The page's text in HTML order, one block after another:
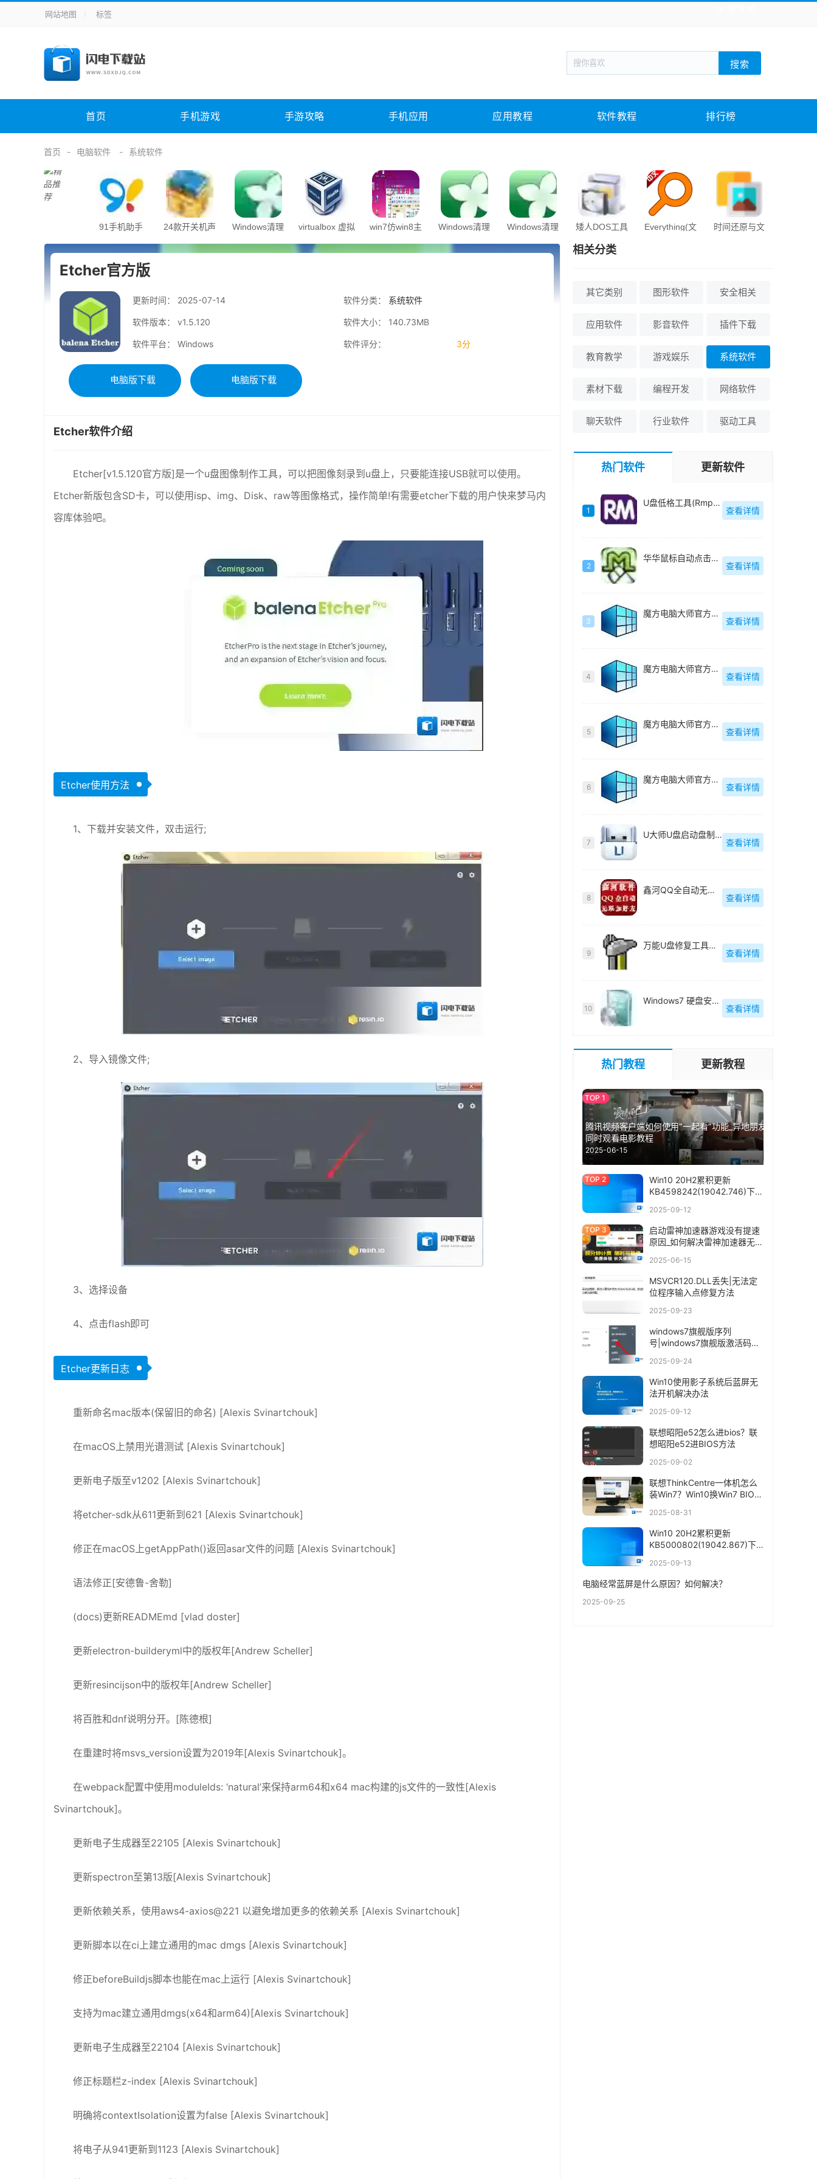
手机应用 新闻阅读 旅游出行 生活实用
手机游戏 H5游戏 回合网游 战棋游戏 枪战射击
电脑软件 其它类别 图形软件 安全相关 应用软件 影音软件 插件下载 教育教学 游戏娱乐 系统软件 素材下载
未分类 综合其它
网站地图 标签
搜索
首页 手机游戏 手游攻略 手机应用 应用教程 软件教程 排行榜
首页 电脑软件 系统软件
91手机助手
24款开关机声
Windows清理
virtualbox 虚拟
win7仿win8主
Windows清理
Windows清理
矮人DOS工具
Everything(文
时间还原与文
Etcher官方版
更新时间： 2025-07-14 软件分类： 系统软件
软件版本： v1.5.120 软件大小： 140.73MB
软件平台： Windows 软件评分： 3分
电脑版下载 电脑版下载
Etcher软件介绍
Etcher[v1.5.120官方版]是一个u盘图像制作工具，可以把图像刻录到u盘上，只要能连接USB就可以使用。
Etcher新版包含SD卡，可以使用isp、img、Disk、raw等图像格式，操作简单!有需要etcher下载的用户快来梦马内
容库体验吧。
Etcher使用方法
1、下载并安装文件，双击运行;
2、导入镜像文件;
3、选择设备
4、点击flash即可
Etcher更新日志
重新命名mac版本(保留旧的命名) [Alexis Svinartchouk]
在macOS上禁用光谱测试 [Alexis Svinartchouk]
更新电子版至v1202 [Alexis Svinartchouk]
将etcher-sdk从611更新到621 [Alexis Svinartchouk]
修正在macOS上getAppPath()返回asar文件的问题 [Alexis Svinartchouk]
语法修正[安德鲁-舍勒]
(docs)更新READMEmd [vlad doster]
更新electron-builderyml中的版权年[Andrew Scheller]
更新resincijson中的版权年[Andrew Scheller]
将百胜和dnf说明分开。[陈德根]
在重建时将msvs_version设置为2019年[Alexis Svinartchouk]。
在webpack配置中使用moduleIds: ‘natural’来保持arm64和x64 mac构建的js文件的一致性[Alexis
Svinartchouk]。
更新电子生成器至22105 [Alexis Svinartchouk]
更新spectron至第13版[Alexis Svinartchouk]
更新依赖关系，使用aws4-axios@221 以避免增加更多的依赖关系 [Alexis Svinartchouk]
更新脚本以在ci上建立通用的mac dmgs [Alexis Svinartchouk]
修正beforeBuildjs脚本也能在mac上运行 [Alexis Svinartchouk]
支持为mac建立通用dmgs(x64和arm64)[Alexis Svinartchouk]
更新电子生成器至22104 [Alexis Svinartchouk]
修正标题栏z-index [Alexis Svinartchouk]
明确将contextIsolation设置为false [Alexis Svinartchouk]
将电子从941更新到1123 [Alexis Svinartchouk]
相关分类
其它类别 图形软件 安全相关
应用软件 影音软件 插件下载
教育教学 游戏娱乐 系统软件
素材下载 编程开发 网络软件
聊天软件 行业软件 驱动工具
热门软件 更新软件
1
U盘低格工具(Rmprepusb)绿色中文-v2.1.744
查看详情
2
华华鼠标自动点击器绿色去广告版-v4.6
查看详情
3
魔方电脑大师官方最新版-v6.25
查看详情
4
魔方电脑大师官方最新版-v6.25
查看详情
5
魔方电脑大师官方最新版-v6.25
查看详情
6
魔方电脑大师官方最新版-v6.25
查看详情
7
U大师U盘启动盘制作工具【附教程】-v【】
查看详情
8
鑫河QQ全自动无限加好友神器-v2.2.3.6
查看详情
9
万能U盘修复工具绿色版-v1.0
查看详情
10
Windows7 硬盘安装工具绿色版-v1.2.0.62
查看详情
热门教程 更新教程
腾讯视频客户端如何使用“一起看”功能_异地朋友
同时观看电影教程
2025-06-15
Win10 20H2累积更新
KB4598242(19042.746)下载
2025-09-12
启动雷神加速器游戏没有提速
原因_如何解决雷神加速器无法
2025-06-15
MSVCR120.DLL丢失|无法定
位程序输入点修复方法
2025-09-23
windows7旗舰版序列
号|windows7旗舰版激活码
2025-09-24
Win10使用影子系统后蓝屏无
法开机解决办法
2025-09-12
联想昭阳e52怎么进bios？联
想昭阳e52进BIOS方法
2025-09-02
联想ThinkCentre一体机怎么
装Win7？Win10换Win7 BIOS
2025-08-31
Win10 20H2累积更新
KB5000802(19042.867)下
2025-09-13
电脑经常蓝屏是什么原因？如何解决？
2025-09-25